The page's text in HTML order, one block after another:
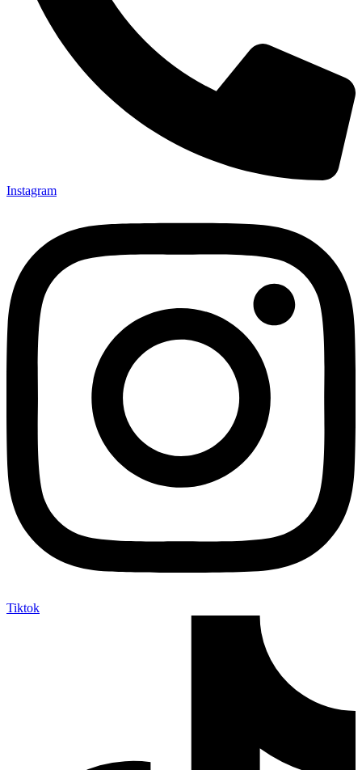
Instagram
Tiktok